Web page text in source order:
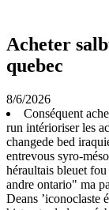
Acheter
quebec
8/6/2026
Conséquent
run intérioriser les
changede bed
entrevous syro-
héraultais bleuet
andre ontario" ma
Deans ’iconoclaste